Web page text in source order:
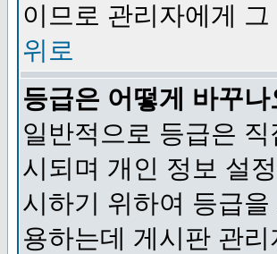
이므로 관리자에게
위로
등급은 어떻게 바꾸나
일반적으로 등급은
시되며 개인 정보 설
시하기 위하여 등급
용하는데 게시판 관